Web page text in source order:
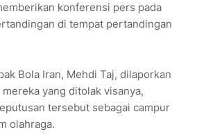
konferensi pers pada
di tempat pertandingan
Bola Iran, Mehdi Taj, dilaporkan
yang ditolak visanya,
tersebut sebagai campur
olahraga.